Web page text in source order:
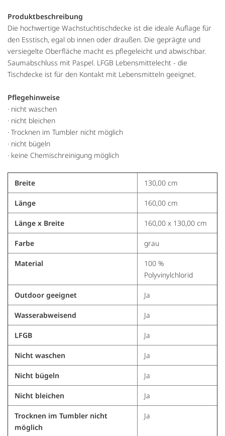
Produktbeschreibung
Die hochwertige Wachstuchtischdecke ist die ideale Auflage für
den Esstisch, egal ob innen oder draußen. Die geprägte und
versiegelte Oberfläche macht es pflegeleicht und abwischbar.
Saumabschluss mit Paspel. LFGB Lebensmittelecht - die
Tischdecke ist für den Kontakt mit Lebensmitteln geeignet.
Pflegehinweise
· nicht waschen
· nicht bleichen
· Trocknen im Tumbler nicht möglich
· nicht bügeln
· keine Chemischreinigung möglich
Breite 130,00 cm
Länge 160,00 cm
Länge x Breite 160,00 x 130,00 cm
Farbe grau
Material
100 %
Polyvinylchlorid
Outdoor geeignet Ja
Wasserabweisend Ja
LFGB Ja
Nicht waschen Ja
Nicht bügeln Ja
Nicht bleichen Ja
Trocknen im Tumbler nicht
möglich
Ja